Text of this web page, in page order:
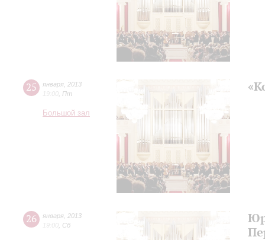
25 января 2013
19:00 Пт
Большой зал
26 января 2013
19:00 Сб